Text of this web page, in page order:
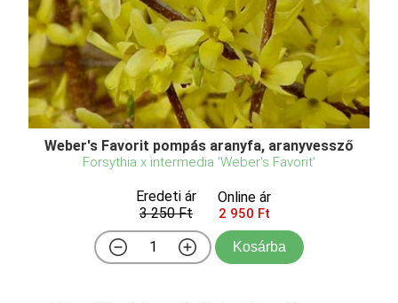
Weber's Favorit pompás aranyfa, aranyvessző
Forsythia x intermedia 'Weber's Favorit'
Eredeti ár
3 250 Ft
Online ár
2 950 Ft
Kosárba